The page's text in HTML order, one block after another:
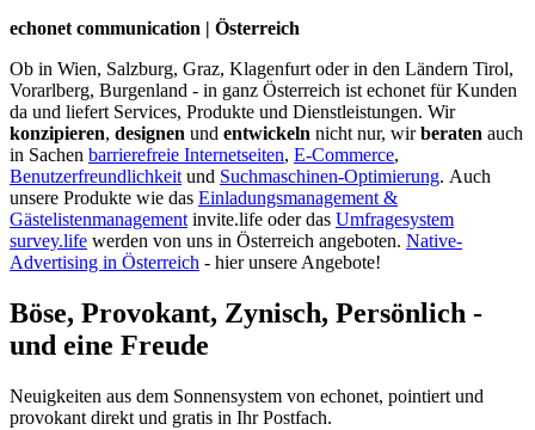
echonet communication | Österreich
Ob in Wien, Salzburg, Graz, Klagenfurt oder in den Ländern Tirol,
Vorarlberg, Burgenland - in ganz Österreich ist echonet für Kunden
da und liefert Services, Produkte und Dienstleistungen. Wir
konzipieren, designen und entwickeln nicht nur, wirberaten auch
in Sachen barrierefreie Internetseiten, E-Commerce,
Benutzerfreundlichkeit und Suchmaschinen-Optimierung. Auch
unsere Produkte wie das Einladungsmanagement &
Gästelistenmanagement invite.life oder das Umfragesystem
survey.life werden von uns in Österreich angeboten. Native-
Advertising in Österreich - hier unsere Angebote!
Böse, Provokant, Zynisch, Persönlich -
und eine Freude
Neuigkeiten aus dem Sonnensystem von echonet, pointiert und
provokant direkt und gratis in Ihr Postfach.